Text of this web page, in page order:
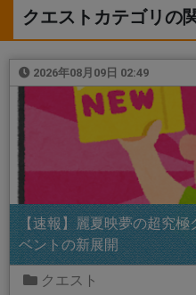
クエストカテゴリの
2026年08月09日 02:49
【速報】麗夏映夢の超究
ベントの新展開
クエスト